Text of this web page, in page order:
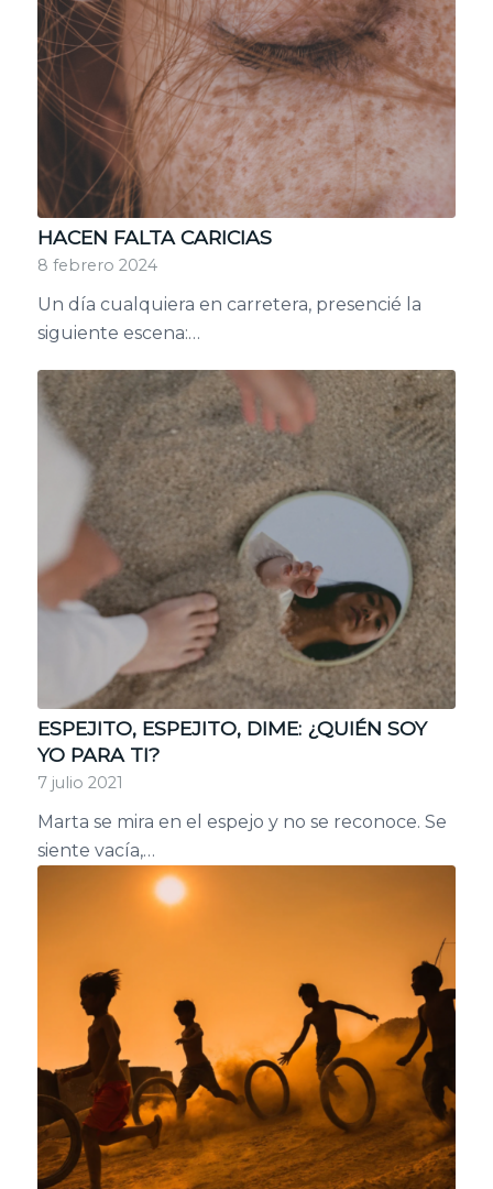
HACEN FALTA CARICIAS
8 febrero 2024
Un día cualquiera en carretera, presencié la
siguiente escena:…
ESPEJITO, ESPEJITO, DIME: ¿QUIÉN SOY
YO PARA TI?
7 julio 2021
Marta se mira en el espejo y no se reconoce. Se
siente vacía,…